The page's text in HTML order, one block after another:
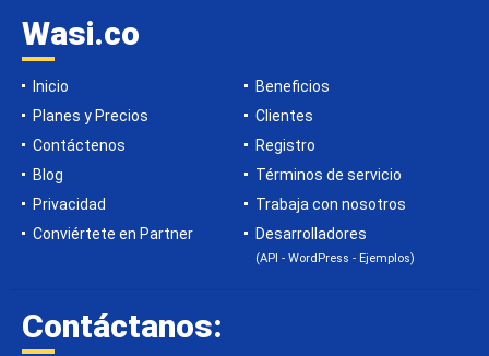
Wasi.co
Inicio
Beneficios
Planes y Precios
Clientes
Contáctenos
Registro
Blog
Términos de servicio
Privacidad
Trabaja con nosotros
Conviértete en Partner
Desarrolladores
(API - WordPress - Ejemplos)
Contáctanos: